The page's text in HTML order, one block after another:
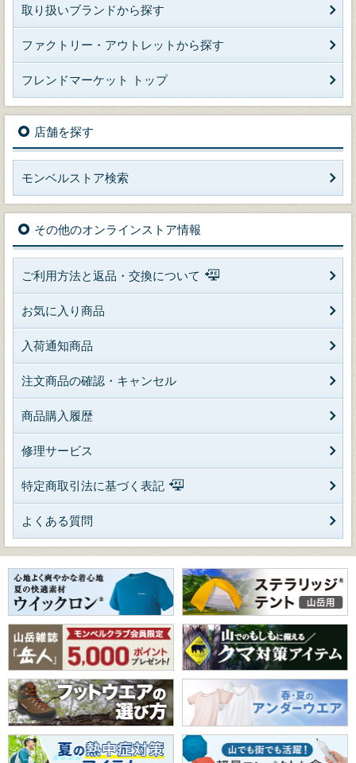
取り扱いブランドから探す
ファクトリー・アウトレットから探す
フレンドマーケット トップ
店舗を探す
モンベルストア検索
その他のオンラインストア情報
ご利用方法と返品・交換について
お気に入り商品
入荷通知商品
注文商品の確認・キャンセル
商品購入履歴
修理サービス
特定商取引法に基づく表記
よくある質問